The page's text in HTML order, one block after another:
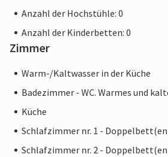
Anzahl der Hochstühle: 0
Anzahl der Kinderbetten: 0
Zimmer
Warm-/Kaltwasser in der Küche
Badezimmer - WC. Warmes und
Küche
Schlafzimmer nr. 1 -
Schlafzimmer nr. 2 -